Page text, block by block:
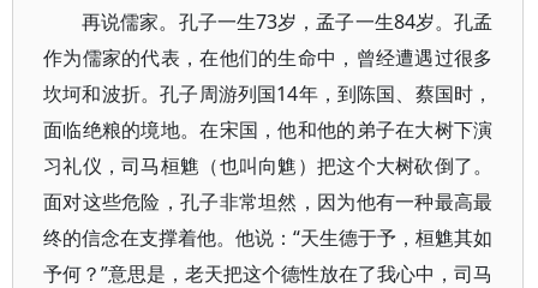
再说儒家。孔子一生73岁，孟子一生84岁。孔孟
作为儒家的代表，在他们的生命中，曾经遭遇过很多
坎坷和波折。孔子周游列国14年，到陈国、蔡国时，
面临绝粮的境地。在宋国，他和他的弟子在大树下演
习礼仪，司马桓魋（也叫向魋）把这个大树砍倒了。
面对这些危险，孔子非常坦然，因为他有一种最高最
终的信念在支撑着他。他说：“天生德于予，桓魋其如
予何？”意思是，老天把这个德性放在了我心中，司马